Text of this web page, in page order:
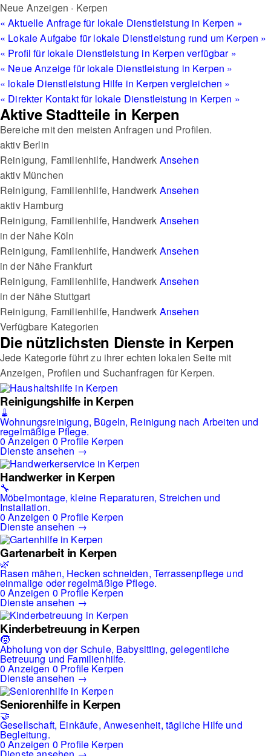
Neue Anzeigen · Kerpen
« Aktuelle Anfrage für lokale Dienstleistung in Kerpen »
« Lokale Aufgabe für lokale Dienstleistung rund um Kerpen »
« Profil für lokale Dienstleistung in Kerpen verfügbar »
« Neue Anzeige für lokale Dienstleistung in Kerpen »
« lokale Dienstleistung Hilfe in Kerpen vergleichen »
« Direkter Kontakt für lokale Dienstleistung in Kerpen »
Aktive Stadtteile in Kerpen
Bereiche mit den meisten Anfragen und Profilen.
aktivBerlin
Reinigung, Familienhilfe, Handwerk Ansehen
aktivMünchen
Reinigung, Familienhilfe, Handwerk Ansehen
aktivHamburg
Reinigung, Familienhilfe, Handwerk Ansehen
in der NäheKöln
Reinigung, Familienhilfe, Handwerk Ansehen
in der NäheFrankfurt
Reinigung, Familienhilfe, Handwerk Ansehen
in der NäheStuttgart
Reinigung, Familienhilfe, Handwerk Ansehen
Verfügbare Kategorien
Die nützlichsten Dienste in Kerpen
Jede Kategorie führt zu ihrer echten lokalen Seite mit
Anzeigen, Profilen und Suchanfragen für Kerpen.
Reinigungshilfe in Kerpen
🧹
Wohnungsreinigung, Bügeln, Reinigung nach Arbeiten und
regelmäßige Pflege.
0 Anzeigen 0 Profile Kerpen
Dienste ansehen →
Handwerker in Kerpen
🔧
Möbelmontage, kleine Reparaturen, Streichen und
Installation.
0 Anzeigen 0 Profile Kerpen
Dienste ansehen →
Gartenarbeit in Kerpen
🌿
Rasen mähen, Hecken schneiden, Terrassenpflege und
einmalige oder regelmäßige Pflege.
0 Anzeigen 0 Profile Kerpen
Dienste ansehen →
Kinderbetreuung in Kerpen
🧒
Abholung von der Schule, Babysitting, gelegentliche
Betreuung und Familienhilfe.
0 Anzeigen 0 Profile Kerpen
Dienste ansehen →
Seniorenhilfe in Kerpen
🤝
Gesellschaft, Einkäufe, Anwesenheit, tägliche Hilfe und
Begleitung.
0 Anzeigen 0 Profile Kerpen